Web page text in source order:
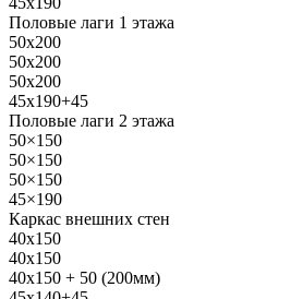
Половые лаги 1 этажа
50х200
50х200
50х200
45х190+45
Половые лаги 2 этажа
50×150
50×150
50×150
45×190
Каркас внешних стен
40х150
40х150
40х150 + 50 (200мм)